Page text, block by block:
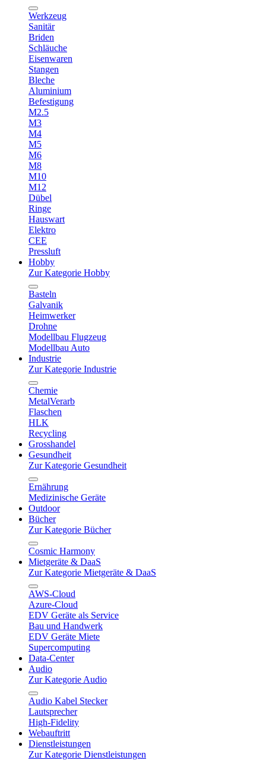
Werkzeug
Sanitär
Briden
Schläuche
Eisenwaren
Stangen
Bleche
Aluminium
Befestigung
M2.5
M3
M4
M5
M6
M8
M10
M12
Dübel
Ringe
Hauswart
Elektro
CEE
Pressluft
Hobby
Zur Kategorie Hobby
Basteln
Galvanik
Heimwerker
Drohne
Modellbau Flugzeug
Modellbau Auto
Industrie
Zur Kategorie Industrie
Chemie
MetalVerarb
Flaschen
HLK
Recycling
Grosshandel
Gesundheit
Zur Kategorie Gesundheit
Ernährung
Medizinische Geräte
Outdoor
Bücher
Zur Kategorie Bücher
Cosmic Harmony
Mietgeräte & DaaS
Zur Kategorie Mietgeräte & DaaS
AWS-Cloud
Azure-Cloud
EDV Geräte als Service
Bau und Handwerk
EDV Geräte Miete
Supercomputing
Data-Center
Audio
Zur Kategorie Audio
Audio Kabel Stecker
Lautsprecher
High-Fidelity
Webauftritt
Dienstleistungen
Zur Kategorie Dienstleistungen